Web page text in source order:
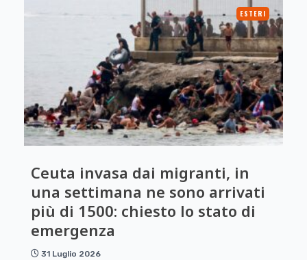
ESTERI
Ceuta invasa dai migranti, in
una settimana ne sono arrivati
più di 1500: chiesto lo stato di
emergenza
31 Luglio 2026